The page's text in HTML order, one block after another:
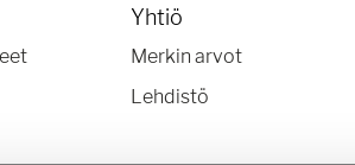
Yhtiö
Merkin arvot
Lehdistö